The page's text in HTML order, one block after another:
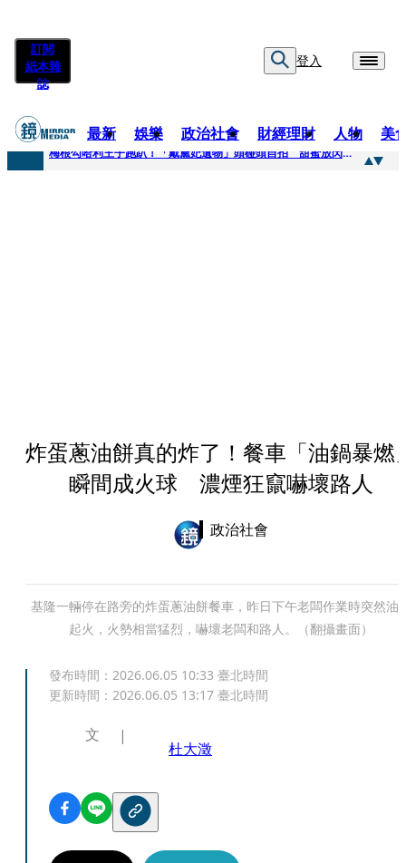
訂閱
紙本雜
誌
登入
最新 娛樂 政治社會 財經理財 人物 美
快訊
梅根勾哈利王子跑趴！「戴黛妃遺物」頭碰頭自拍 甜蜜放閃搶鏡
炸蛋蔥油餅真的炸了！餐車「油鍋暴燃
瞬間成火球 濃煙狂竄嚇壞路人
政治社會
基隆一輛停在路旁的炸蛋蔥油餅餐車，昨日下午老闆作業時突然油
起火，火勢相當猛烈，嚇壞老闆和路人。（翻攝畫面）
發布時間： 2026.06.05 10:33 臺北時間
更新時間： 2026.06.05 13:17 臺北時間
文
杜大澂